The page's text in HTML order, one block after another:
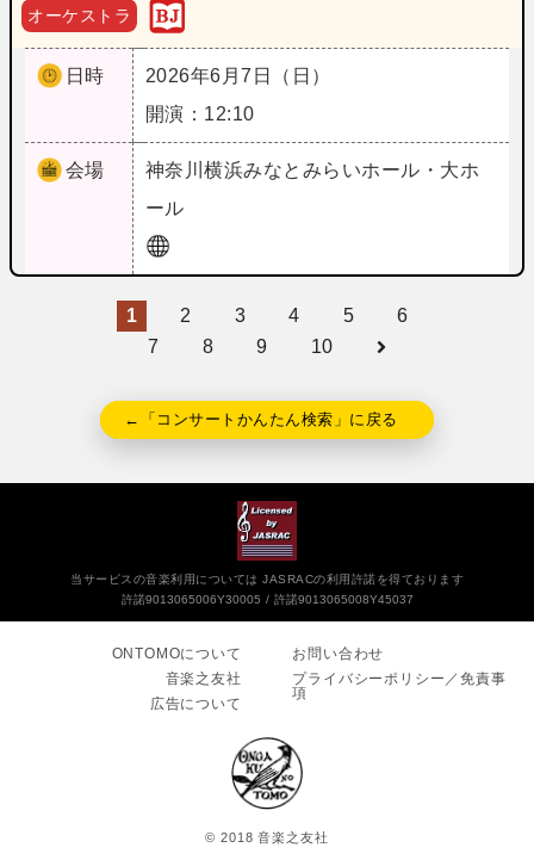
オーケストラ
日時
2026年6月7日（日）
開演：12:10
会場 神奈川横浜みなとみらいホール・大ホ
ール
1 2 3 4 5
6
7
8 9 10
←「コンサートかんたん検索」に戻る
当サービスの音楽利用については JASRACの利用許諾を得ております
許諾9013065006Y30005
許諾9013065008Y45037
ONTOMOについて
音楽之友社
広告について
お問い合わせ
プライバシーポリシー／免責事
項
© 2018 音楽之友社